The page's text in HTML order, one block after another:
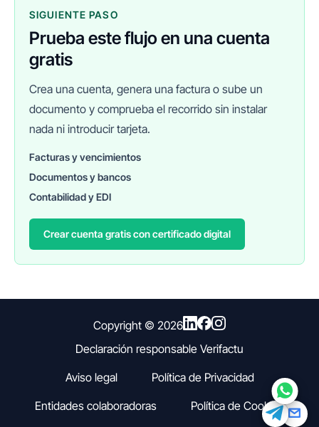
SIGUIENTE PASO
Prueba este flujo en una cuenta
gratis
Crea una cuenta, genera una factura o sube un
documento y comprueba el recorrido sin instalar
nada ni introducir tarjeta.
Facturas y vencimientos
Documentos y bancos
Contabilidad y EDI
Crear cuenta gratis con certificado digital
Copyright © 2026
Declaración responsable Verifactu
Aviso legal
Política de Privacidad
Entidades colaboradoras
Política de Cookies
FINANEDI
Hablemos ahora
Pedir información sobre FinanEDI